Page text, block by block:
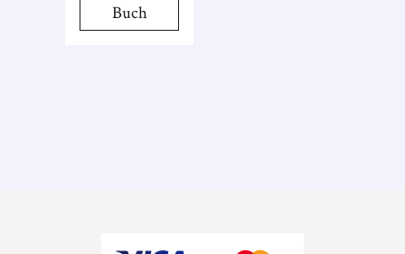
Idealismus,
Buch